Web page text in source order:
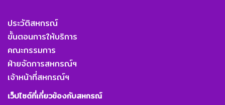
ประวัติสหกรณ์
ขั้นตอนการให้บริการ
คณะกรรมการ
ฝ่ายจัดการสหกรณ์ฯ
เจ้าหน้าที่สหกรณ์ฯ
เว็ปไซต์ที่เกี่ยวข้องกับสหกรณ์